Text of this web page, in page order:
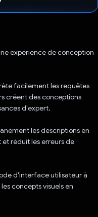
expérience de conception
facilement les requêtes
créent des conceptions
d'expert.
les descriptions en
réduit les erreurs de
d'interface utilisateur à
concepts visuels en